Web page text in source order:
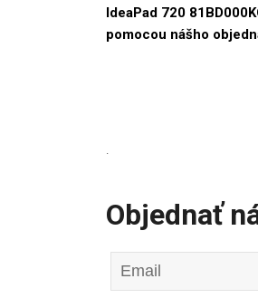
IdeaPad 720
pomocou nášho
.
Objednať